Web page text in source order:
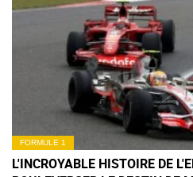
FORMULE 1
L'INCROYABLE HISTOIRE DE